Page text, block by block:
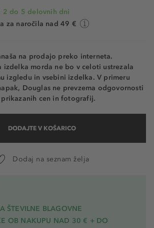
2 do 5 delovnih dni
za naročila nad 49 €
na prodajo preko interneta.
izdelka morda ne bo v celoti ustrezala
izgledu in vsebini izdelka. V primeru
Douglas ne prevzema odgovornosti
cen in fotografij.
DODAJTE V KOŠARICO
Dodaj na seznam želja
ŠTEVILNE BLAGOVNE
OB NAKUPU NAD 30 € + DO